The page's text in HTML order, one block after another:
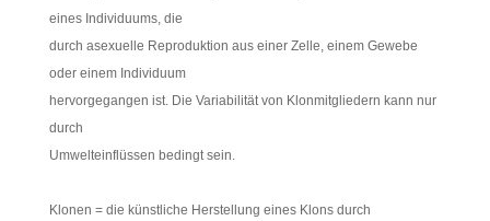
eines Individuums, die
durch asexuelle Reproduktion aus einer Zelle, einem Gewebe
oder einem Individuum
hervorgegangen ist. Die Variabilität von Klonmitgliedern kann nur
durch
Umwelteinflüssen bedingt sein.
Klonen = die künstliche Herstellung eines Klons durch